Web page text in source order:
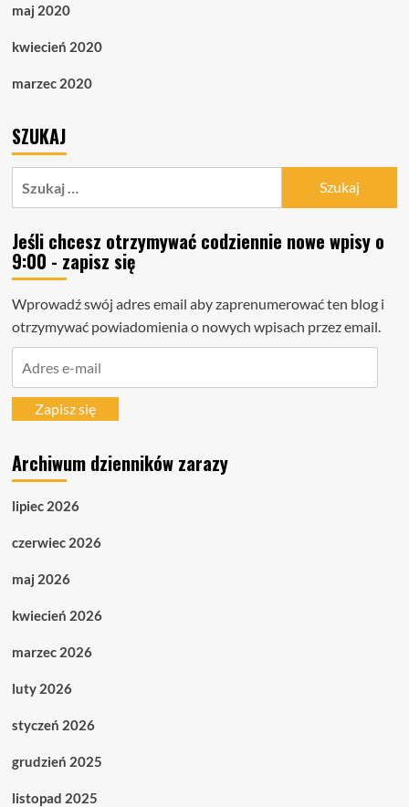
maj 2020
kwiecień 2020
marzec 2020
SZUKAJ
Jeśli chcesz otrzymywać codziennie nowe wpisy o
9:00 - zapisz się
Wprowadź swój adres email aby zaprenumerować ten blog i
otrzymywać powiadomienia o nowych wpisach przez email.
mailZapisz się
Archiwum dzienników zarazy
lipiec 2026
czerwiec 2026
maj 2026
kwiecień 2026
marzec 2026
luty 2026
styczeń 2026
grudzień 2025
listopad 2025